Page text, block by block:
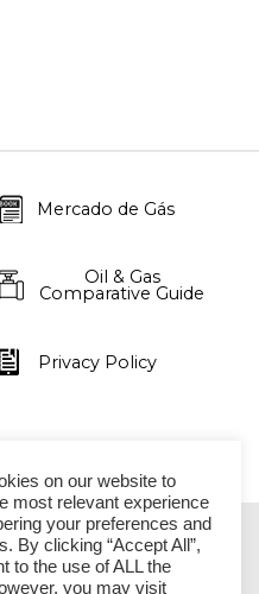
Mercado de Gás
Oil & Gas
Comparative Guide
Privacy Policy
SÃO PAULO
on our website to
most relevant experience
your preferences and
By clicking “Accept All”,
to the use of ALL the
you may visit